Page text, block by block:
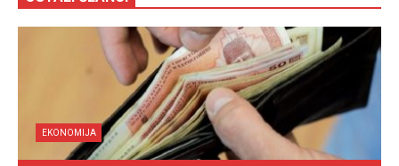
EKONOMIJA